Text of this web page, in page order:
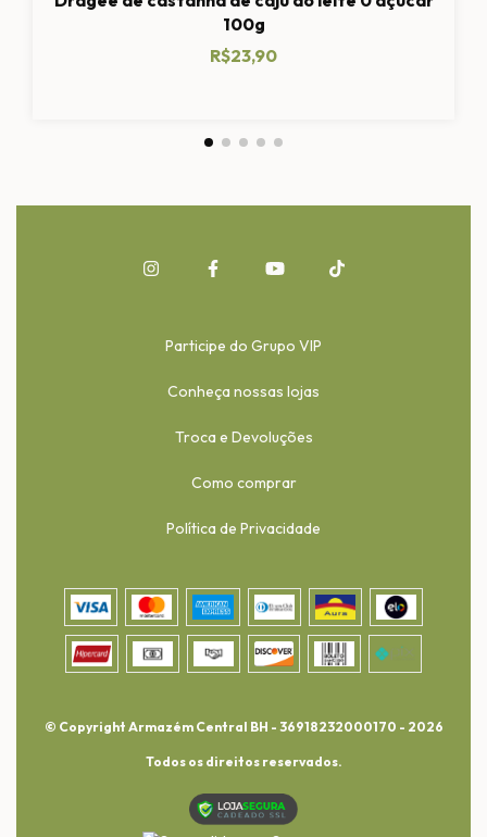
100g
R$23,90
Participe do Grupo VIP
Conheça nossas lojas
Troca e Devoluções
Como comprar
Política de Privacidade
© Copyright Armazém Central BH - 36918232000170 - 2026
Todos os direitos reservados.